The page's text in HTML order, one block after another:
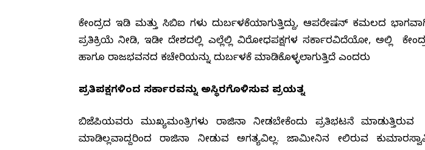
ಕೇಂದ್ರದ ಇಡಿ ಮತ್ತು ಸಿಬಿಐ ಗಳು ದುರ್ಬಳಕೆಯಾಗುತ್ತಿದ್ದು, ಆಪರೇಷನ್ ಕಮಲದ
ಪ್ರತಿಕ್ರಿಯೆ ನೀಡಿ, ಇಡೀ ದೇಶದಲ್ಲಿ ಎಲ್ಲೆಲ್ಲಿ ವಿರೋಧಪಕ್ಷಗಳ ಸರ್ಕಾರವಿದೆಯೋ, ಅಲ್ಲಿ
ಹಾಗೂ ರಾಜಭವನದ ಕಚೇರಿಯನ್ನು ದುರ್ಬಳಕೆ ಮಾಡಿಕೊಳ್ಳಲಾಗುತ್ತಿದೆ ಎಂದರು
ಪ್ರತಿಪಕ್ಷಗಳಿಂದ ಸರ್ಕಾರವನ್ನು ಅಸ್ಥಿರಗೊಳಿಸುವ ಪ್ರಯತ್ನ
ಬಿಜೆಪಿಯವರು ಮುಖ್ಯಮಂತ್ರಿಗಳು ರಾಜಿನಾಮೆ ನೀಡಬೇಕೆಂದು ಪ್ರತಿಭಟನೆ ಮಾಡುತ್ತಿರುವ
ಮಾಡಿಲ್ಲವಾದ್ದರಿಂದ ರಾಜಿನಾಮೆ ನೀಡುವ ಅಗತ್ಯವಿಲ್ಲ. ಜಾಮೀನಿನ ಮೇಲಿರುವ